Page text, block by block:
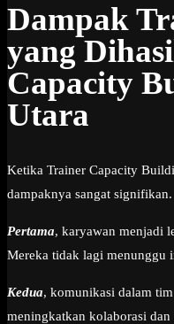
Dampak
yang
Capacity
Utara
Ketika Trainer Capacity
dampaknya sangat signifikan.
Pertama, karyawan menjadi
Mereka tidak lagi menunggu
Kedua, komunikasi dalam
meningkatkan kolaborasi